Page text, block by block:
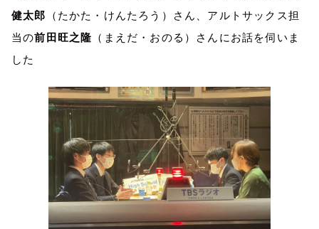
健太郎
（たかた・けんたろう）さん、アルトサックス担
当の前田旺之隆 （まえだ・おのる）さんにお話を伺いま
した